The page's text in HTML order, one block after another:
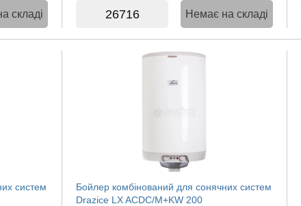
складі 26716 Немає на складі
систем
Бойлер комбінований для сонячних систем
Drazice LX ACDC/M+KW 200